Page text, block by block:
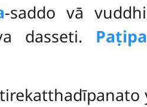
-saddo vā
dasseti.